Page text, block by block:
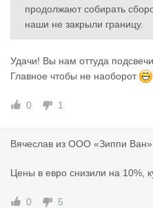
продолжают собирать
наши не закрыли границу.
Удачи! Вы нам оттуда
Главное чтобы не наоборот
0 1
Вячеслав из ООО «Зиппи Ван»
Цены в евро снизили на 10%,
0 5